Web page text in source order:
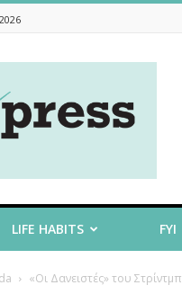
To
The
LIFE HABITS FYI
«Οι Δανειστές» του